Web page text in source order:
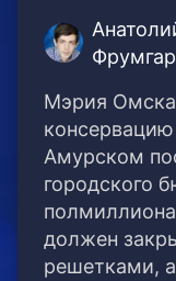
Мэрия Омска
консервацию
Амурском
городского
должен
решетками,